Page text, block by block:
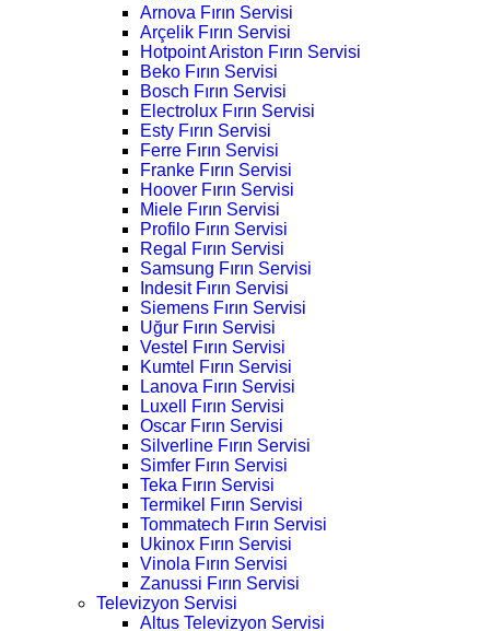
Arnova Fırın Servisi
Arçelik Fırın Servisi
Hotpoint Ariston Fırın Servisi
Beko Fırın Servisi
Bosch Fırın Servisi
Electrolux Fırın Servisi
Esty Fırın Servisi
Ferre Fırın Servisi
Franke Fırın Servisi
Hoover Fırın Servisi
Miele Fırın Servisi
Profilo Fırın Servisi
Regal Fırın Servisi
Samsung Fırın Servisi
Indesit Fırın Servisi
Siemens Fırın Servisi
Uğur Fırın Servisi
Vestel Fırın Servisi
Kumtel Fırın Servisi
Lanova Fırın Servisi
Luxell Fırın Servisi
Oscar Fırın Servisi
Silverline Fırın Servisi
Simfer Fırın Servisi
Teka Fırın Servisi
Termikel Fırın Servisi
Tommatech Fırın Servisi
Ukinox Fırın Servisi
Vinola Fırın Servisi
Zanussi Fırın Servisi
Televizyon Servisi
Altus Televizyon Servisi